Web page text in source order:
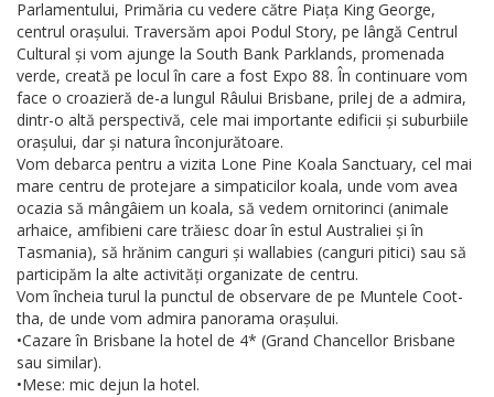
Parlamentului, Primăria cu vedere către Piața King George,
centrul orașului. Traversăm apoi Podul Story, pe lângă Centrul
Cultural și vom ajunge la South Bank Parklands, promenada
verde, creată pe locul în care a fost Expo 88. În continuare vom
face o croazieră de-a lungul Râului Brisbane, prilej de a admira,
dintr-o altă perspectivă, cele mai importante edificii și suburbiile
orașului, dar și natura înconjurătoare.
Vom debarca pentru a vizita Lone Pine Koala Sanctuary, cel mai
mare centru de protejare a simpaticilor koala, unde vom avea
ocazia să mângâiem un koala, să vedem ornitorinci (animale
arhaice, amfibieni care trăiesc doar în estul Australiei și în
Tasmania), să hrănim canguri și wallabies (canguri pitici) sau să
participăm la alte activități organizate de centru.
Vom încheia turul la punctul de observare de pe Muntele Coot-
tha, de unde vom admira panorama orașului.
•Cazare în Brisbane la hotel de 4* (Grand Chancellor Brisbane
sau similar).
•Mese: mic dejun la hotel.